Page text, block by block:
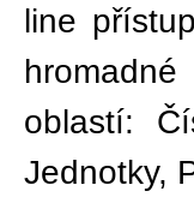
line
oblastí:
Jednotky,